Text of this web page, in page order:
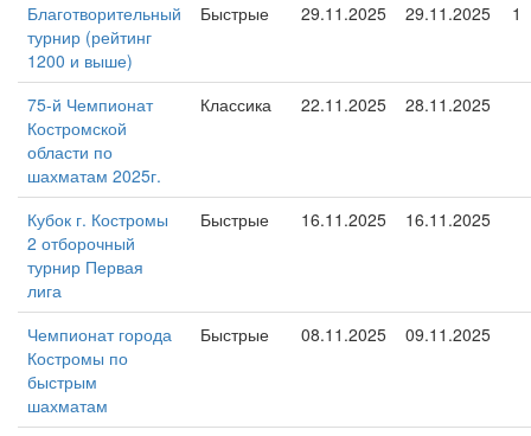
Благотворительный
турнир (рейтинг
1200 и выше)
Быстрые 29.11.2025 29.11.2025 1
75-й Чемпионат
Костромской
области по
шахматам 2025г.
Классика 22.11.2025 28.11.2025
Кубок г. Костромы
2 отборочный
турнир Первая
лига
Быстрые 16.11.2025 16.11.2025
Чемпионат города
Костромы по
быстрым
шахматам
Быстрые 08.11.2025 09.11.2025